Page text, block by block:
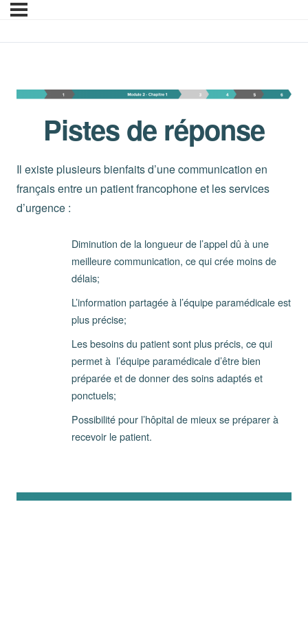
Module 2 – Chapitre 1
Pistes de réponse
Il existe plusieurs bienfaits d’une communication en
français entre un patient francophone et les services
d’urgence :
Diminution de la longueur de l’appel dû à une
meilleure communication, ce qui crée moins de
délais;
L’information partagée à l’équipe paramédicale est
plus précise;
Les besoins du patient sont plus précis, ce qui
permet à l’équipe paramédicale d’être bien
préparée et de donner des soins adaptés et
ponctuels;
Possibilité pour l’hôpital de mieux se préparer à
recevoir le patient.